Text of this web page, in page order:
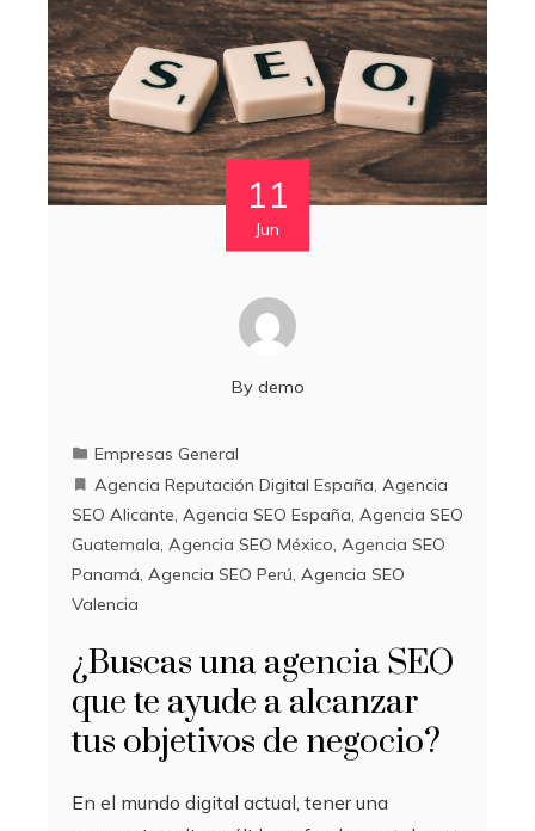
11
Jun
By demo
Empresas General
Agencia Reputación Digital España, Agencia
SEO Alicante, Agencia SEO España, Agencia SEO
Guatemala, Agencia SEO México, Agencia SEO
Panamá, Agencia SEO Perú, Agencia SEO
Valencia
¿Buscas una agencia SEO
que te ayude a alcanzar
tus objetivos de negocio?
En el mundo digital actual, tener una